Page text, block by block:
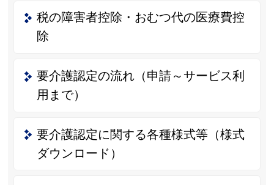
税の障害者控除・おむつ代の医療費控
除
要介護認定の流れ（申請～サービス利
用まで）
要介護認定に関する各種様式等（様式
ダウンロード）